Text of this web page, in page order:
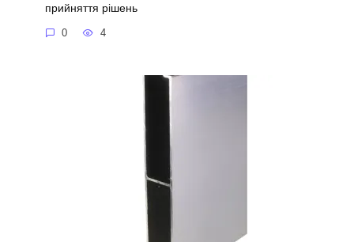
прийняття рішень
0 4